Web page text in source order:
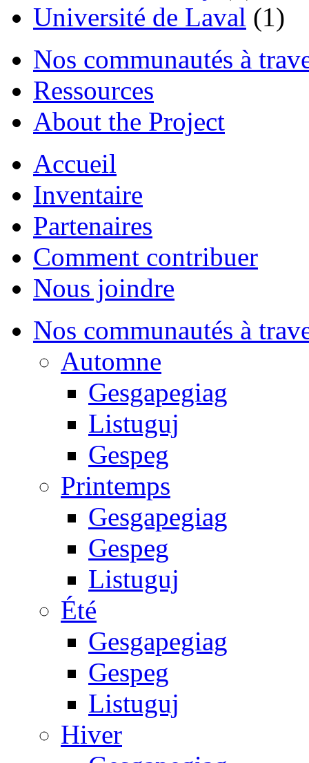
Université de Laval (1)
Nos communautés à
Ressources
About the Project
Accueil
Inventaire
Partenaires
Comment contribuer
Nous joindre
Nos communautés à
Automne
Gesgapegiag
Listuguj
Gespeg
Printemps
Gesgapegiag
Gespeg
Listuguj
Été
Gesgapegiag
Gespeg
Listuguj
Hiver